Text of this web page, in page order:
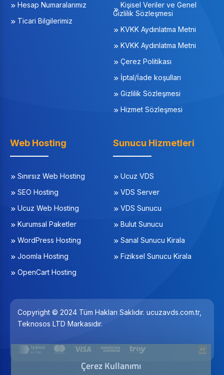
Hesap Numaralarımız
Ticari Bilgilerimiz
Kişisel Veriler ve Genel
Gizlilik Sözleşmesi
KVKK Aydınlatma Metni
KVKK Aydınlatma Metni
Çerez Politikası
İptal/İade koşulları
Gizlilik Sözleşmesi
Hizmet Sözleşmesi
Web Hosting
Sınırsız Web Hosting
SEO Hosting
Ucuz Web Hosting
Kurumsal Paketler
WordPress Hosting
Joomla Hosting
OpenCart Hosting
Sunucu Hizmetleri
Ucuz VDS
VDS Server
VDS Sunucu
Bulut Sunucu
Sanal Sunucu Kirala
Fiziksel Sunucu Kirala
Copyright © 2024 Tüm Hakları Saklıdır. ucuzavds.com.tr,
Teknosos LTD Markasıdır.
Çerez Kullanımı